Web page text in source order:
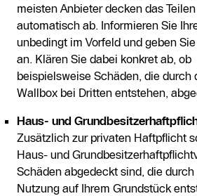
meisten Anbieter decken das
automatisch ab. Informieren Sie
unbedingt im Vorfeld und geben
an. Klären Sie dabei konkret ab, ob
beispielsweise Schäden, die durch
Wallbox bei Dritten entstehen,
Haus- und
Zusätzlich zur privaten Haftpflicht
Haus- und
Schäden abgedeckt sind, die
Nutzung auf Ihrem Grundstück